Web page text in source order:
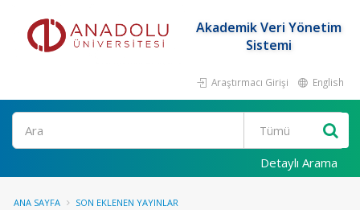
Akademik Veri Yönetim
Sistemi
Araştırmacı Girişi English
Ara
Detaylı Arama
ANA SAYFA SON EKLENEN YAYINLAR